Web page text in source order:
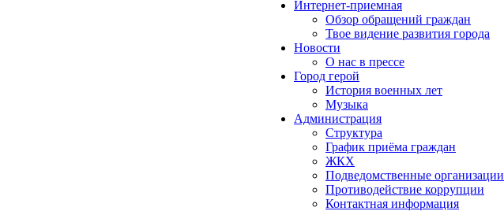
Интернет-приемная
Обзор обращений граждан
Твое видение развития города
Новости
О нас в прессе
Город герой
История военных лет
Музыка
Администрация
Структура
График приёма граждан
ЖКХ
Подведомственные организации
Противодействие коррупции
Контактная информация